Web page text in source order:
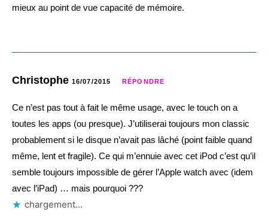
mieux au point de vue capacité de mémoire.
Christophe 16/07/2015 RÉPONDRE
Ce n’est pas tout à fait le même usage, avec le touch on a
toutes les apps (ou presque). J’utiliserai toujours mon classic
probablement si le disque n’avait pas lâché (point faible quand
même, lent et fragile). Ce qui m’ennuie avec cet iPod c’est qu’il
semble toujours impossible de gérer l’Apple watch avec (idem
avec l’iPad) … mais pourquoi ???
chargement…